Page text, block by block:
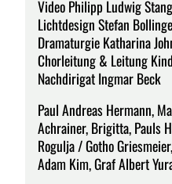
Video Philipp Ludwig
Lichtdesign Stefan
Dramaturgie Katharina
Chorleitung & Leitung
Nachdirigat Ingmar Beck
Paul Andreas Hermann,
Achrainer, Brigitta, Pauls
Rogulja / Gotho
Adam Kim, Graf Albert